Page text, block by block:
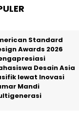
Standard
Awards 2026
Desain Asia
lewat Inovasi
Mandi